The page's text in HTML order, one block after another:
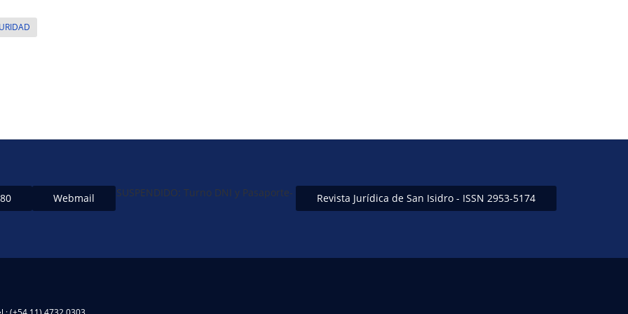
Webmail SUSPENDIDO: Turno DNI y Pasaporte- Revista Jurídica de San Isidro - ISSN 2953-5174